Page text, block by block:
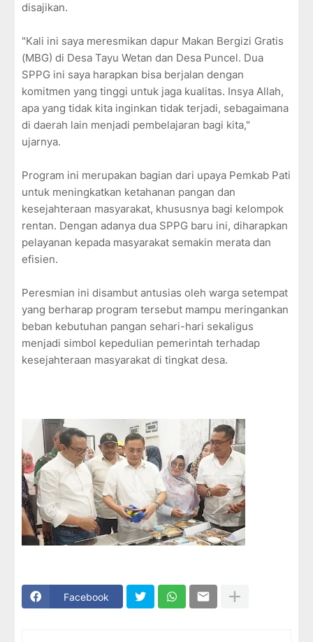
disajikan.
"Kali ini saya meresmikan dapur Makan Bergizi Gratis
(MBG) di Desa Tayu Wetan dan Desa Puncel. Dua
SPPG ini saya harapkan bisa berjalan dengan
komitmen yang tinggi untuk jaga kualitas. Insya Allah,
apa yang tidak kita inginkan tidak terjadi, sebagaimana
di daerah lain menjadi pembelajaran bagi kita,"
ujarnya.
Program ini merupakan bagian dari upaya Pemkab Pati
untuk meningkatkan ketahanan pangan dan
kesejahteraan masyarakat, khususnya bagi kelompok
rentan. Dengan adanya dua SPPG baru ini, diharapkan
pelayanan kepada masyarakat semakin merata dan
efisien.
Peresmian ini disambut antusias oleh warga setempat
yang berharap program tersebut mampu meringankan
beban kebutuhan pangan sehari-hari sekaligus
menjadi simbol kepedulian pemerintah terhadap
kesejahteraan masyarakat di tingkat desa.
Facebook